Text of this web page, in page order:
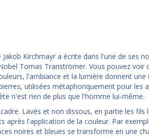
Kirchmayr a écrite dans l'une de ses
Tomas Tranströmer. Vous pouvez voir
l'ambiance et la lumière donnent
utilisées métaphoriquement pour les
n'est rien de plus que l'homme lui-même.
Lavés et non dissous, en partie les fils
l'application de la couleur. Par
noires et bleues se transforme en une